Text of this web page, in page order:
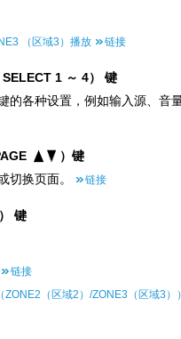
（区域3）播放
链接
1 ～ 4） 键
的各种设置，例如输入源、音
）键
切换页面。
链接
） 键
链接
（区域2）/ZONE3（区域3））